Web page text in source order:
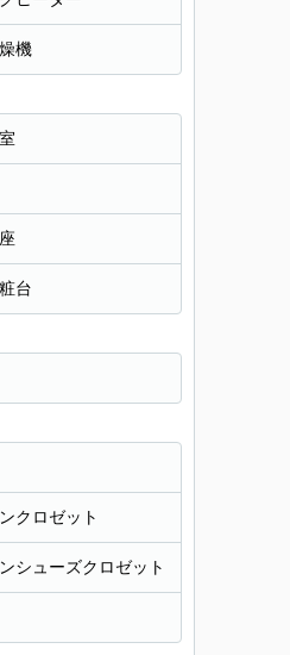
機
台
クロゼット
シューズクロゼット